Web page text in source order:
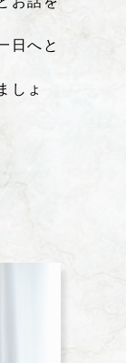
日へと
しょ